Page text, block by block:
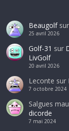
Beaugolfsur
25 avril 2026
Golf-31 sur
LivGolf
20 avril 2026
Leconte sur
7 octobre 2024
Salgues
dicorde
7 mai 2024